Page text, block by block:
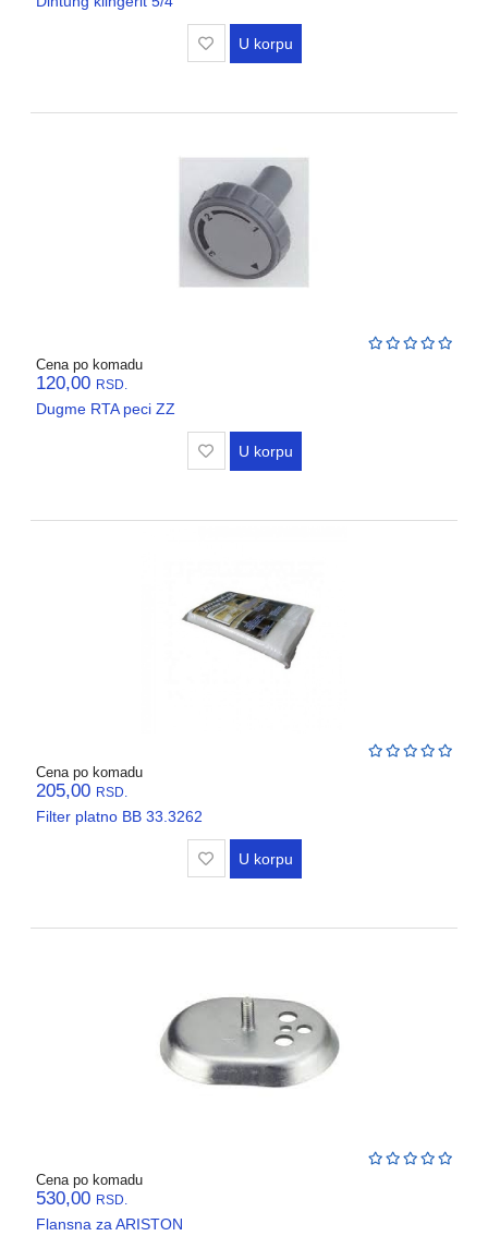
U korpu
Cena po komadu
120,00 RSD.
Dugme RTA peci ZZ
U korpu
Cena po komadu
205,00 RSD.
Filter platno BB 33.3262
U korpu
Cena po komadu
530,00 RSD.
Flansna za ARISTON